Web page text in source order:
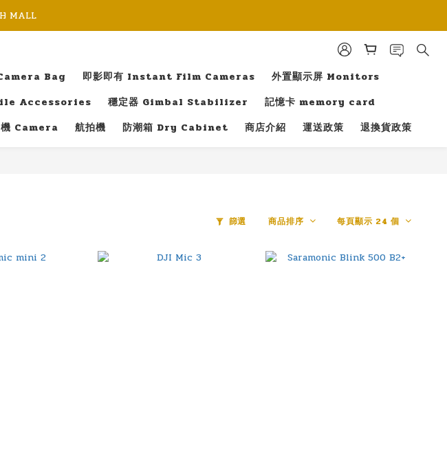
MALL
Bag 即影即有 Instant Film Cameras
外置顯示屏 Monitors
Accessories 穩定器 Gimbal Stabilizer
記憶卡 memory card
Camera 航拍機 防潮箱 Dry Cabinet 商店介紹 運送政策 退換貨政策
篩選 商品排序 每頁顯示 24 個